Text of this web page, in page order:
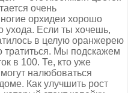
очень
орхидеи хорошо
ухода. Если ты хочешь,
в целую оранжерею
тратиться. Мы подскажем
в 100. Те, кто уже
налюбоваться
Как улучшить рост